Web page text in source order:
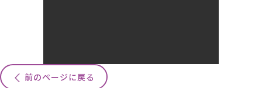
前のページに戻る